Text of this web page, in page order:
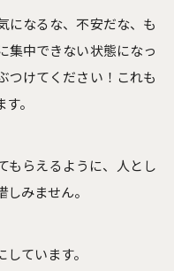
になるな、不安だな、も
集中できない状態になっ
つけてください！これも
。
もらえるように、人とし
みません。
ています。